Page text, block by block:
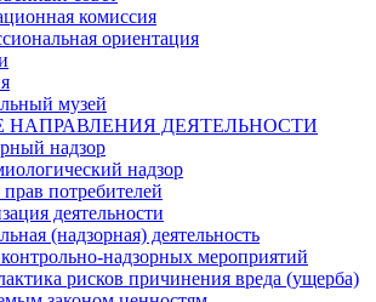
комиссия
ориентация
музей
ДЕЯТЕЛЬНОСТИ
надзор
надзор
потребителей
деятельности
(надзорная) деятельность
надзорных мероприятий
рисков причинения вреда (ущерба)